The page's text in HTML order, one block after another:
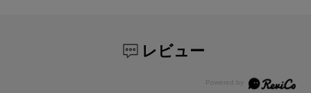
レビュー